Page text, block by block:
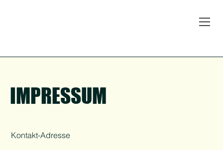
Kontakt-Adresse
IMPRESSUM